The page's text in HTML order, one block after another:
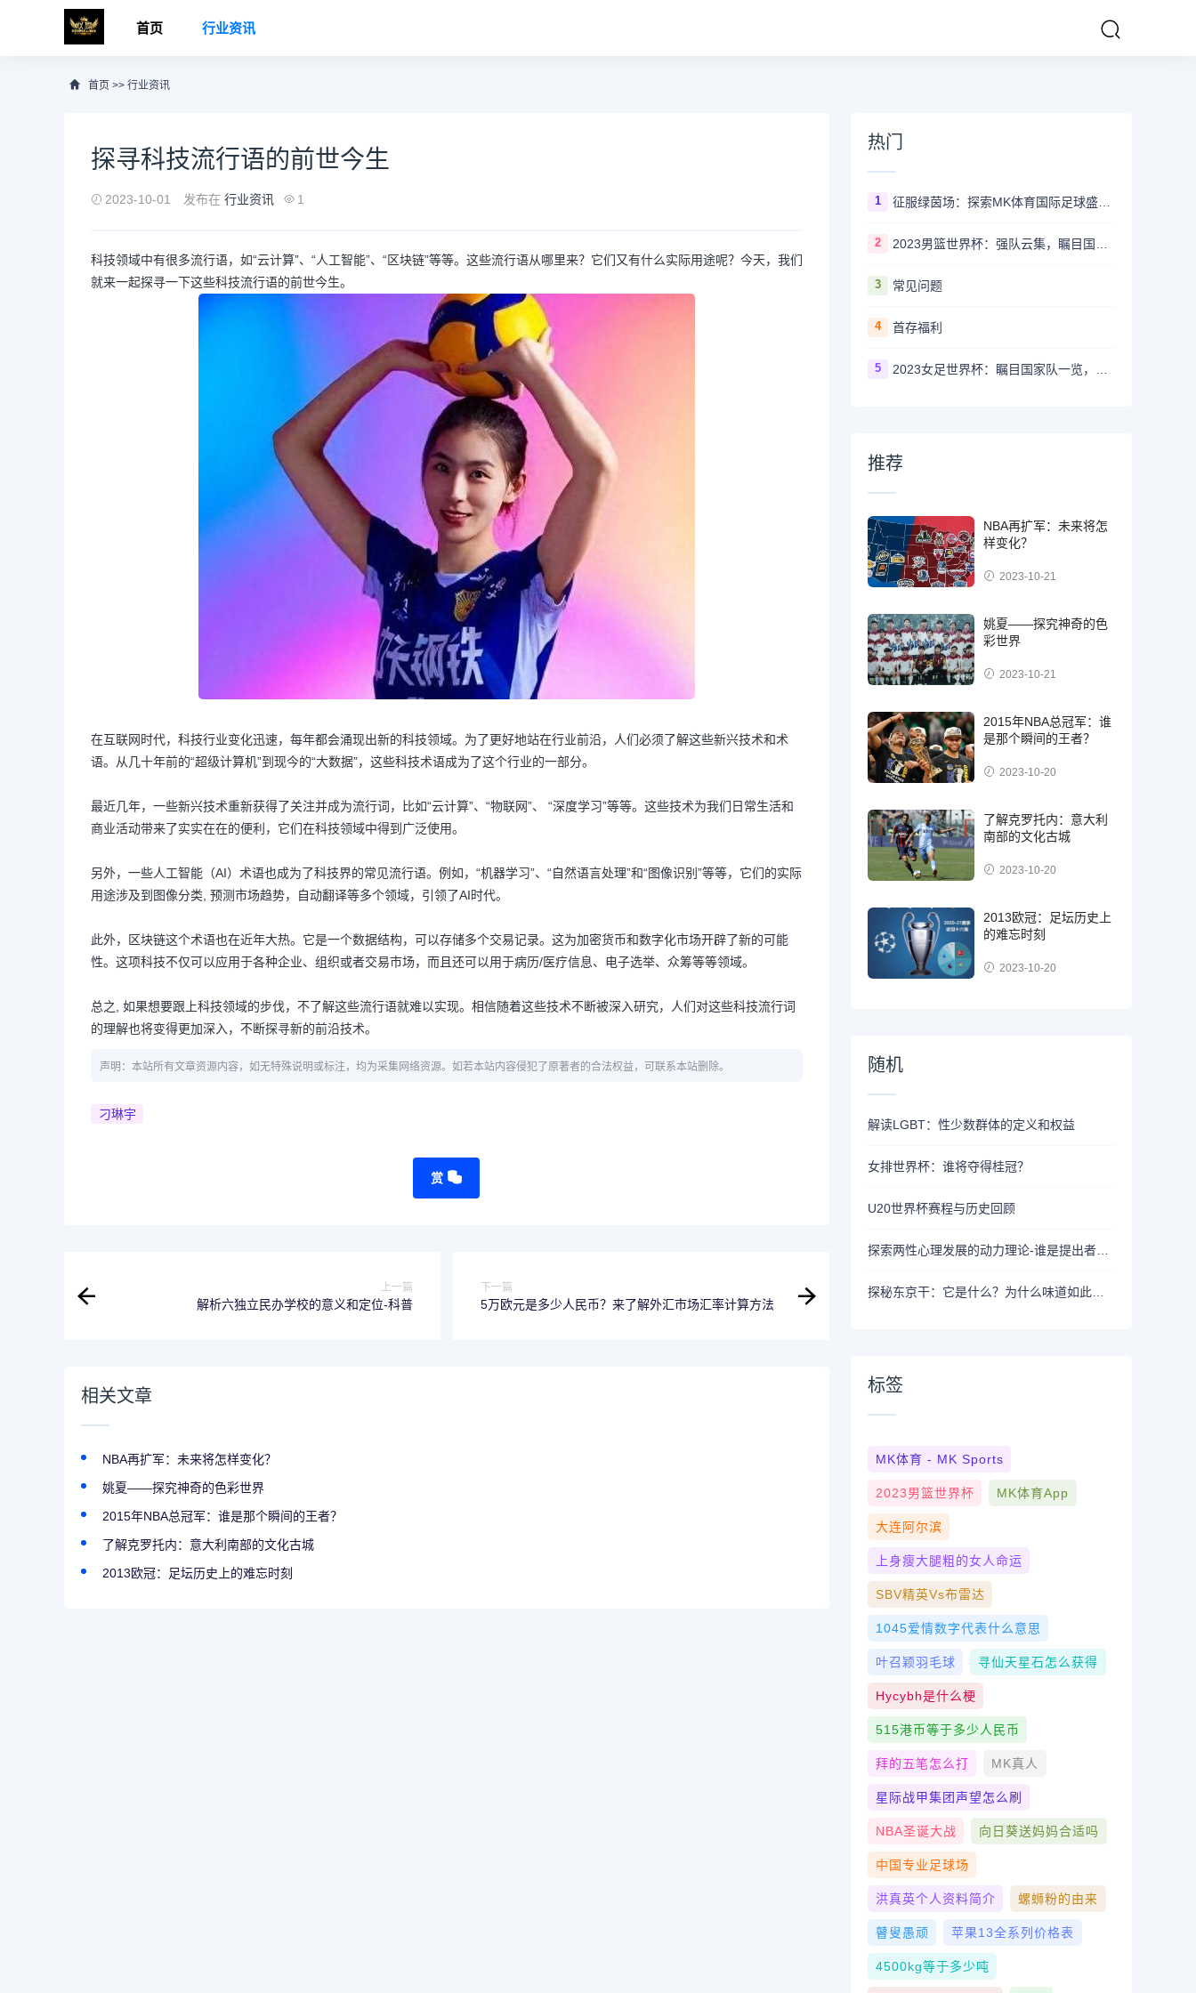
首页 行业资讯
首页 >> 行业资讯
探寻科技流行语的前世今生
2023-10-01 发布在 行业资讯 1
科技领域中有很多流行语，如“云计算”、“人工智能”、“区块链”等等。这些流行语从哪里来？它们又有什么实际用途呢？今天，我们
就来一起探寻一下这些科技流行语的前世今生。
在互联网时代，科技行业变化迅速，每年都会涌现出新的科技领域。为了更好地站在行业前沿，人们必须了解这些新兴技术和术
语。从几十年前的“超级计算机”到现今的“大数据”，这些科技术语成为了这个行业的一部分。
最近几年，一些新兴技术重新获得了关注并成为流行词，比如“云计算”、“物联网”、 “深度学习”等等。这些技术为我们日常生活和
商业活动带来了实实在在的便利，它们在科技领域中得到广泛使用。
另外，一些人工智能（AI）术语也成为了科技界的常见流行语。例如，“机器学习”、“自然语言处理”和“图像识别”等等，它们的实际
用途涉及到图像分类, 预测市场趋势，自动翻译等多个领域，引领了AI时代。
此外，区块链这个术语也在近年大热。它是一个数据结构，可以存储多个交易记录。这为加密货币和数字化市场开辟了新的可能
性。这项科技不仅可以应用于各种企业、组织或者交易市场，而且还可以用于病历/医疗信息、电子选举、众筹等等领域。
总之, 如果想要跟上科技领域的步伐，不了解这些流行语就难以实现。相信随着这些技术不断被深入研究，人们对这些科技流行词
的理解也将变得更加深入，不断探寻新的前沿技术。
声明：本站所有文章资源内容，如无特殊说明或标注，均为采集网络资源。如若本站内容侵犯了原著者的合法权益，可联系本站删除。
刁琳宇
赏
上一篇
解析六独立民办学校的意义和定位-科普
下一篇
5万欧元是多少人民币？来了解外汇市场汇率计算方法
相关文章
NBA再扩军：未来将怎样变化？
姚夏——探究神奇的色彩世界
2015年NBA总冠军：谁是那个瞬间的王者？
了解克罗托内：意大利南部的文化古城
2013欧冠：足坛历史上的难忘时刻
热门
1 征服绿茵场：探索MK体育国际足球盛事的辉煌传奇
2
3 常见问题
4 首存福利
5
推荐
NBA再扩军：未来将怎
样变化？
2023-10-21
姚夏——探究神奇的色
彩世界
2023-10-21
2015年NBA总冠军：谁
是那个瞬间的王者？
2023-10-20
了解克罗托内：意大利
南部的文化古城
2023-10-20
2013欧冠：足坛历史上
的难忘时刻
2023-10-20
随机
解读LGBT：性少数群体的定义和权益
女排世界杯：谁将夺得桂冠？
U20世界杯赛程与历史回顾
标签
MK体育 - MK Sports
2023男篮世界杯 MK体育App
大连阿尔滨
上身瘦大腿粗的女人命运
SBV精英vs布雷达
1045爱情数字代表什么意思
叶召颖羽毛球 寻仙天星石怎么获得
Hycybh是什么梗
515港币等于多少人民币
拜的五笔怎么打 MK真人
星际战甲集团声望怎么刷
NBA圣诞大战 向日葵送妈妈合适吗
中国专业足球场
洪真英个人资料简介 螺蛳粉的由来
瞽叟愚顽 苹果13全系列价格表
4500kg等于多少吨